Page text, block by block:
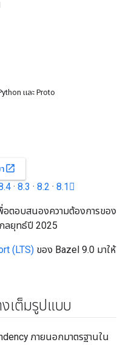
และ Proto
open_in_new
· 8.3 · 8.2 · 8.1
ตอบสนองความต้องการของ
ลยุทธ์ปี 2025
(LTS) ของ Bazel 9.0 มาให้
งเต็มรูปแบบ
ภายนอกมาตรฐานใน